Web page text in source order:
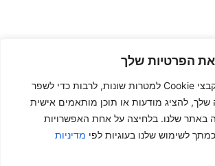
את הפרטיות שלך
אנו משתמשים בקבצי Cookie למטרות שונות, לרבות כדי לשפר
שלך, להציג מודעות או תוכן מותאמים אישית
באתר שלנו. בלחיצה על אחת האפשרויות
לשימוש שלנו בעוגיות לפי מדיניות